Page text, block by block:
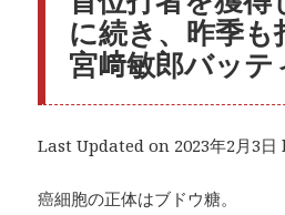
に続き、昨季も
宮﨑敏郎バッ
Last Updated on 2023年2月3
癌細胞の正体はブドウ糖。